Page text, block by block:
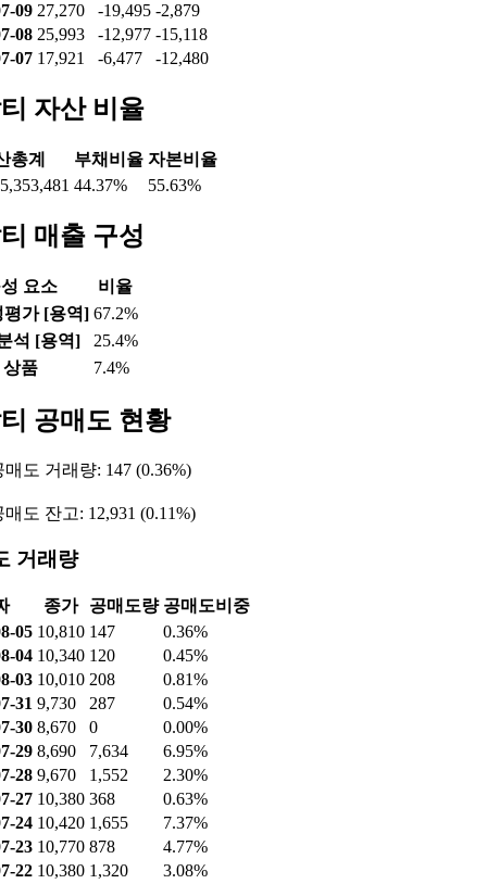
09 27,270 -19,495 -2,879
08 25,993 -12,977 -15,118
07 17,921 -6,477 -12,480
자산 비율
총계 부채비율 자본비율
44.37% 55.63%
매출 구성
요소
비율
평가 [용역] 67.2%
석 [용역]
25.4%
상품
7.4%
공매도 현황
도 거래량: 147 (0.36%)
도 잔고: 12,931 (0.11%)
거래량
종가 공매도량 공매도비중
05 10,810 147
0.36%
04 10,340 120
0.45%
03 10,010 208
0.81%
31 9,730 287
0.54%
30 8,670 0
0.00%
29 8,690 7,634
6.95%
28 9,670 1,552
2.30%
27 10,380 368
0.63%
24 10,420 1,655
7.37%
23 10,770 878
4.77%
22 10,380 1,320
3.08%